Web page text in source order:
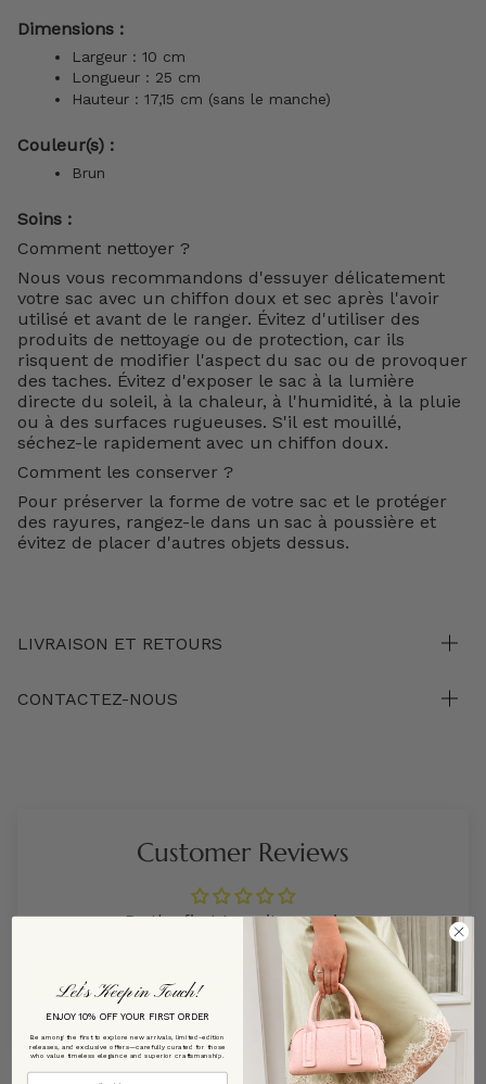
Dimensions :
Largeur : 10 cm
Longueur : 25 cm
Hauteur : 17,15 cm (sans le manche)
Couleur(s) :
Brun
Soins :
Comment nettoyer ?
Nous vous recommandons d'essuyer délicatement
votre sac avec un chiffon doux et sec après l'avoir
utilisé et avant de le ranger. Évitez d'utiliser des
produits de nettoyage ou de protection, car ils
risquent de modifier l'aspect du sac ou de provoquer
des taches. Évitez d'exposer le sac à la lumière
directe du soleil, à la chaleur, à l'humidité, à la pluie
ou à des surfaces rugueuses. S'il est mouillé,
séchez-le rapidement avec un chiffon doux.
Comment les conserver ?
Pour préserver la forme de votre sac et le protéger
des rayures, rangez-le dans un sac à poussière et
évitez de placer d'autres objets dessus.
LIVRAISON ET RETOURS
CONTACTEZ-NOUS
Customer Reviews
Be the first to write a review
Write a review
Let’s Keep in Touch!
ENJOY 10% OFF YOUR FIRST ORDER
Be among the first to explore new arrivals, limited-edition
releases, and exclusive offers—carefully curated for those
who value timeless elegance and superior craftsmanship.
Email